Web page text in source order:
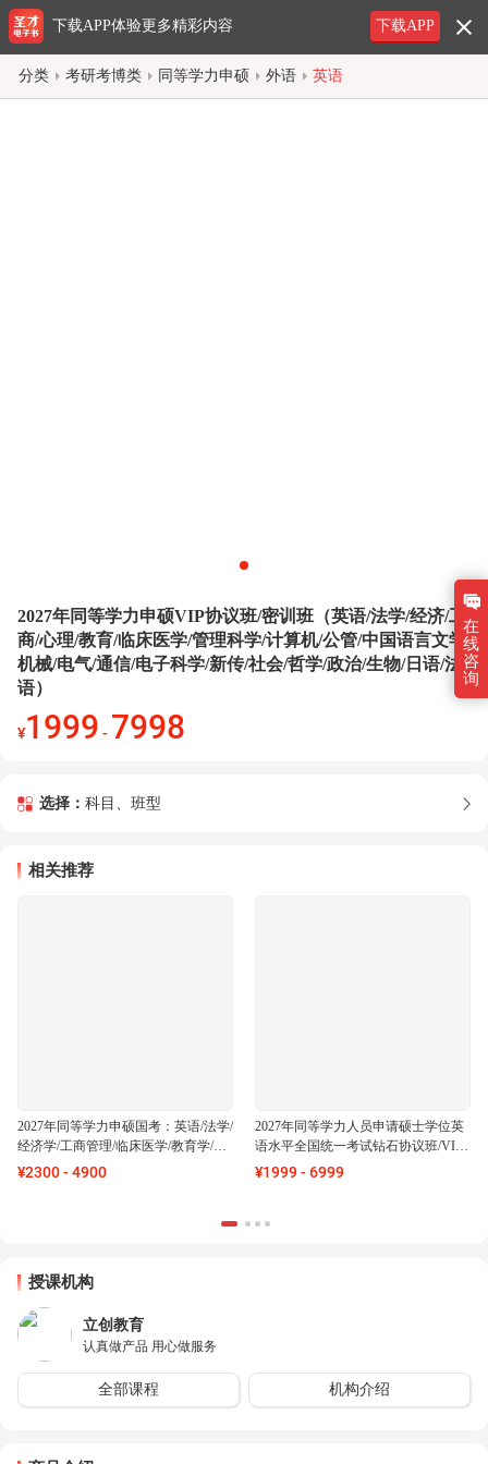
分类 考研考博类 同等学力申硕 外语 英语
2027年同等学力申硕VIP协议班/密训班（英语/法学/经济/工
商/心理/教育/临床医学/管理科学/计算机/公管/中国语言文学/
机械/电气/通信/电子科学/新传/社会/哲学/政治/生物/日语/法
语）
¥1999 - 7998
选择： 科目、班型
相关推荐
2027年同等学力申硕国考：英语/法学/
经济学/工商管理/临床医学/教育学/心
理学/管理科学/计算机科学/社会学/新
¥2300- 4900
2027年同等学力人员申请硕士学位英
语水平全国统一考试钻石协议班/VIP
协议班/直播密训班
¥1999- 6999
授课机构
立创教育
认真做产品 用心做服务
全部课程 机构介绍
下载APP
下载APP体验更多精彩内容
在
线
咨
询